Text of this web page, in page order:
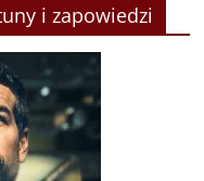
i zapowiedzi